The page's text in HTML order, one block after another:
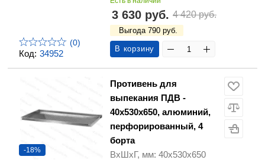
Код: 34952
(0)
3 630 руб. 4 420 руб.
Выгода 790 руб.
В корзину
-18%
Противень для
выпекания ПДВ -
40х530х650, алюминий,
перфорированный, 4
борта
ВхШхГ, мм: 40х530х650